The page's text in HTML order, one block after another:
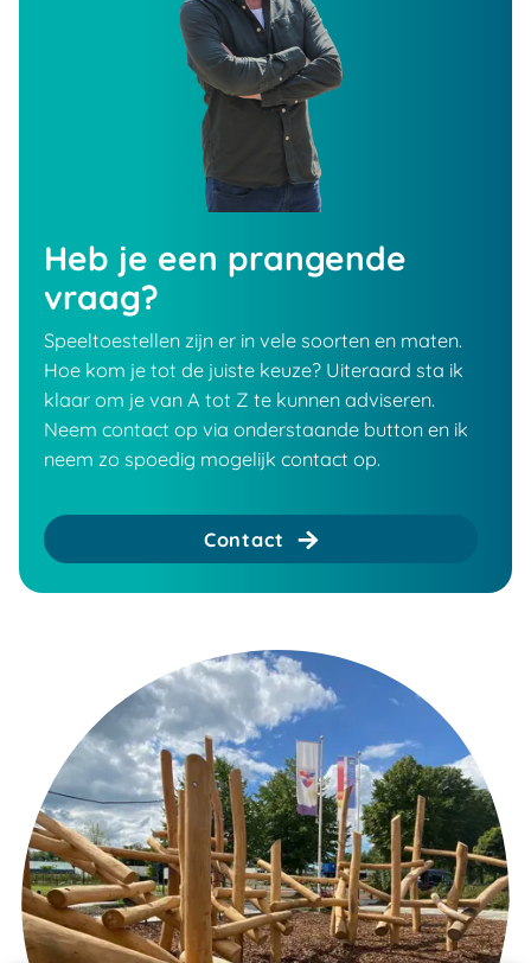
Heb je een prangende
vraag?
Speeltoestellen zijn er in vele soorten en maten.
Hoe kom je tot de juiste keuze? Uiteraard sta ik
klaar om je van A tot Z te kunnen adviseren.
Neem contact op via onderstaande button en ik
neem zo spoedig mogelijk contact op.
Contact